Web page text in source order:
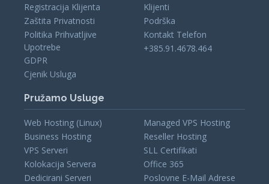
Pružamo Usluge
Web Hosting (Linux)
Business Hosting
VPS Serveri
Kolokacija Servera
Dedicirani Serveri
Managed VPS Hosting
Reseller Hosting
SLL Certifikati
Office 365
Poslovne E-Mail Adrese
Registracija Klijenta
Zaštita Privatnosti
Politika Prihvatljive
Upotrebe
GDPR
Cjenik Usluga
Klijenti
Podrška
Kontakt Telefon
+385.91.4678.464